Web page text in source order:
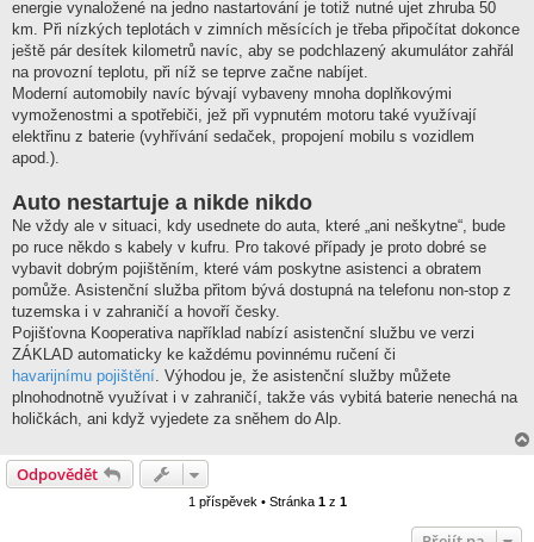
energie vynaložené na jedno nastartování je totiž nutné ujet zhruba 50
km. Při nízkých teplotách v zimních měsících je třeba připočítat dokonce
ještě pár desítek kilometrů navíc, aby se podchlazený akumulátor zahřál
na provozní teplotu, při níž se teprve začne nabíjet.
Moderní automobily navíc bývají vybaveny mnoha doplňkovými
vymoženostmi a spotřebiči, jež při vypnutém motoru také využívají
elektřinu z baterie (vyhřívání sedaček, propojení mobilu s vozidlem
apod.).
Auto nestartuje a nikde nikdo
Ne vždy ale v situaci, kdy usednete do auta, které „ani neškytne“, bude
po ruce někdo s kabely v kufru. Pro takové případy je proto dobré se
vybavit dobrým pojištěním, které vám poskytne asistenci a obratem
pomůže. Asistenční služba přitom bývá dostupná na telefonu non-stop z
tuzemska i v zahraničí a hovoří česky.
Pojišťovna Kooperativa například nabízí asistenční službu ve verzi
ZÁKLAD automaticky ke každému povinnému ručení či
havarijnímu pojištění . Výhodou je, že asistenční služby můžete
plnohodnotně využívat i v zahraničí, takže vás vybitá baterie nenechá na
holičkách, ani když vyjedete za sněhem do Alp.
Odpovědět
1 příspěvek • Stránka 1z 1